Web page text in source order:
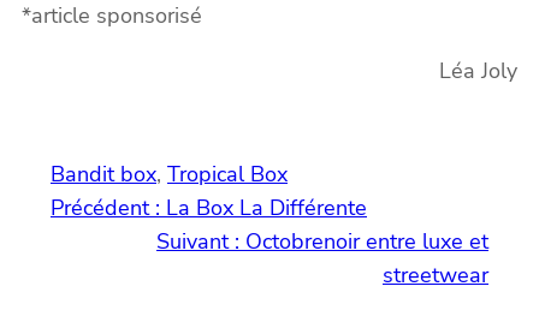
*article sponsorisé
Léa Joly
Bandit box, Tropical Box
Précédent : La Box La Différente
Suivant : Octobrenoir entre luxe et
streetwear